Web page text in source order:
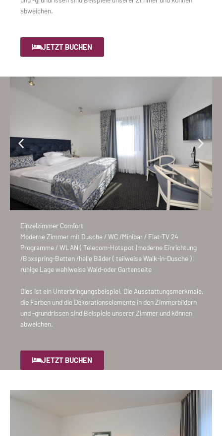
abweichen.
JETZT BUCHEN
Einzelzimmer Comfort
Moderne Zimmer mit Dusche / WC /Minibar / Flat-TV 24
Programme / WLAN ( Telecom-Hotspot )moderne Einrichtung
/Boxspring-Betten /helle Bäder ( teilweise Walk-in-Dusche )
ruhige Lage wahlweise Wald-oder Gartenseite
Dies ist ein Unterbringungsbeispiel. Die Ausstattungsmerkmale,
die Farben und die Dekorationselemente in den Zimmerbildern
und -grundrissen sind Beispiele unserer Zimmer und können
abweichen.
JETZT BUCHEN